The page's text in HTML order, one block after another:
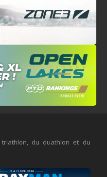
du duathlon et du